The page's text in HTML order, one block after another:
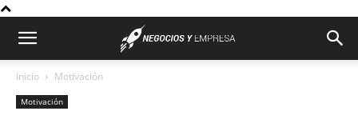
Inicio Motivación
Motivación